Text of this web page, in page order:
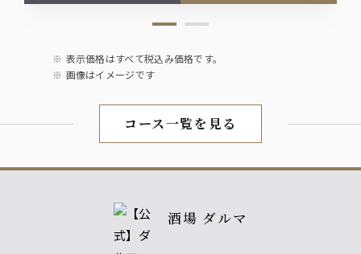
表示価格はすべて税込み価格です。
画像はイメージです
コース一覧を見る
酒場 ダルマ